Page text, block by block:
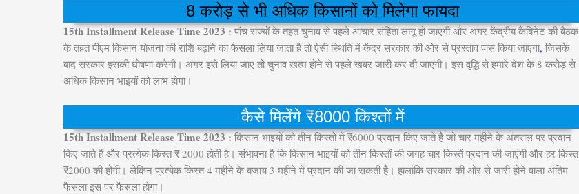
8 करोड़ से भी अधिक किसानों को मिलेगा फायदा
15th Installment Release Time 2023 :पांच राज्यों के तहत चुनाव से पहले आचार संहिता लागू हो जाएगी और अगर केंद्रीय कैबिनेट की बैठक
के तहत पीएम किसान योजना की राशि बढ़ाने का फैसला लिया जाता है तो ऐसी स्थिति में केंद्र सरकार की ओर से प्रस्ताव पास किया जाएगा, जिसके
बाद सरकार इसकी घोषणा करेगी। अगर इसे लिया जाए तो चुनाव खत्म होने से पहले खबर जारी कर दी जाएगी। इस वृद्धि से हमारे देश के 8 करोड़ से
अधिक किसान भाइयों को लाभ होगा।
कैसे मिलेंगे ₹8000 किश्तों में
15th Installment Release Time 2023 :किसान भाइयों को तीन किस्तों में ₹6000 प्रदान किए जाते हैं जो चार महीने के अंतराल पर प्रदान
किए जाते हैं और प्रत्येक किस्त ₹ 2000 होती है। संभावना है कि किसान भाइयों को तीन किस्तों की जगह चार किस्तें प्रदान की जाएंगी और हर किस्त
₹2000 की होगी। लेकिन प्रत्येक किस्त 4 महीने के बजाय 3 महीने में प्रदान की जा सकती है। हालांकि सरकार की ओर से जारी होने वाला अंतिम
फैसला इस पर फैसला होगा।